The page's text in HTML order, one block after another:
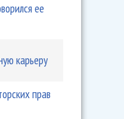
ее
карьеру
прав